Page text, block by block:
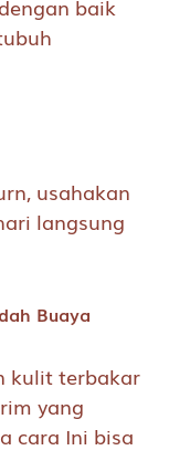
baik
usahakan
langsung
Buaya
kulit terbakar
yang
cara Ini bisa